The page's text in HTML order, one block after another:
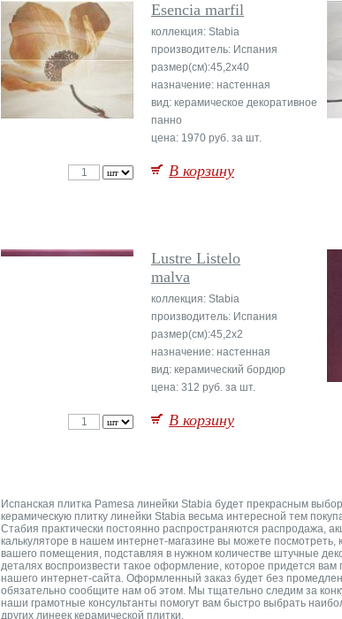
Esencia marfil
коллекция: Stabia
производитель: Испания
размер(см):45,2x40
назначение: настенная
вид: керамическое декоративное
панно
цена: 1970 руб. за шт.
В корзину
Lustre Listelo
malva
коллекция: Stabia
производитель: Испания
размер(см):45,2x2
назначение: настенная
вид: керамический бордюр
цена: 312 руб. за шт.
В корзину
Испанская плитка Pamesa линейки Stabia будет прекрасным
керамическую плитку линейки Stabia весьма интересной тем
Стабия практически постоянно распространяются распродажа,
калькуляторе в нашем интернет-магазине вы можете
вашего помещения, подставляя в нужном количестве штучные
деталях воспроизвести такое оформление, которое придется вам
нашего интернет-сайта. Оформленный заказ будет без
обязательно сообщите нам об этом. Мы тщательно следим за
наши грамотные консультанты помогут вам быстро выбрать
других линеек керамической плитки.